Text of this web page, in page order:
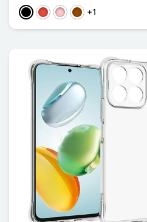
PretoVermelho
RosaCastanho
+1